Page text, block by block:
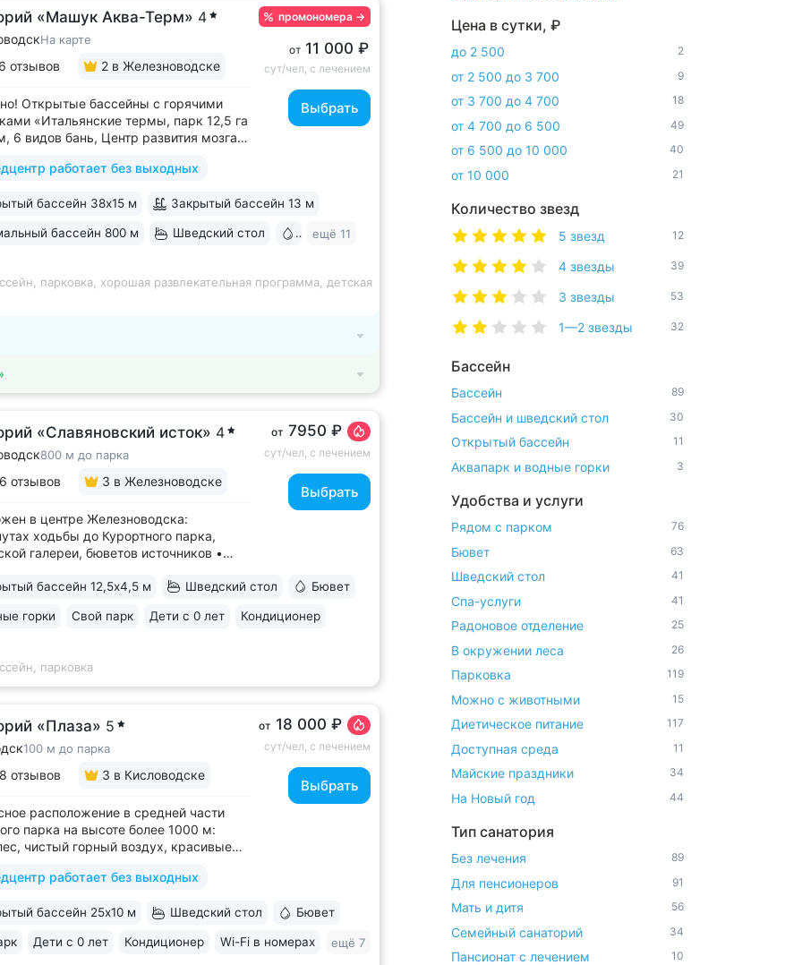
«Машук Аква-Терм» 4
На карте
отзывов 2 в Железноводске
Открытые бассейны с горячими
«Итальянские термы, парк 12,5 га
6 видов бань, Центр развития мозга,
лечения, EMS-тренировки,
• Расположен в уединенном...
работает без выходных
промономера →
от 11 000 ₽
сут/чел, с лечением
Выбрать
бассейн 38х15 м Закрытый бассейн 13 м
бассейн 800 м Шведский стол Бювет
ещё 11
парковка, хорошая развлекательная программа, детская
«Славяновский исток» 4
800 м до парка
отзывов 3 в Железноводске
в центре Железноводска:
ходьбы до Курортного парка,
галереи, бюветов источников •
водой № 61, которую можно
типа показан для лечения
от 7950 ₽
сут/чел, с лечением
Выбрать
бассейн 12,5х4,5 м Шведский стол Бювет
горки Свой парк Дети с 0 лет Кондиционер
парковка
«Плаза» 5
100 м до парка
отзывов 3 в Кисловодске
расположение в средней части
парка на высоте более 1000 м:
чистый горный воздух, красивые
43 врача и 220 медспециалистов
и ДНК-исследований. Есть
работает без выходных
от 18 000 ₽
сут/чел, с лечением
Выбрать
бассейн 25x10 м Шведский стол Бювет
Дети с 0 лет Кондиционер Wi-Fi в номерах ещё 7
Цена в сутки, ₽
до 2 500 2
от 2 500 до 3 700 9
от 3 700 до 4 700 18
от 4 700 до 6 500 49
от 6 500 до 10 000 40
от 10 000 21
Количество звезд
5 звезд 12
4 звезды 39
3 звезды 53
1—2 звезды 32
Бассейн
Бассейн 89
Бассейн и шведский стол 30
Открытый бассейн 11
Аквапарк и водные горки 3
Удобства и услуги
Рядом с парком 76
Бювет 63
Шведский стол 41
Спа-услуги 41
Радоновое отделение 25
В окружении леса 26
Парковка 119
Можно с животными 15
Диетическое питание 117
Доступная среда 11
Майские праздники 34
На Новый год 44
Тип санатория
Без лечения 89
Для пенсионеров 91
Мать и дитя 56
Семейный санаторий 34
Пансионат с лечением 10